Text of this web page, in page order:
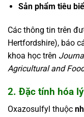
Sản phẩm tiêu
Các thông tin trên
Hertfordshire), báo
khoa học trên
Agricultural and
2. Đặc tính hóa
Oxazosulfyl thuộc